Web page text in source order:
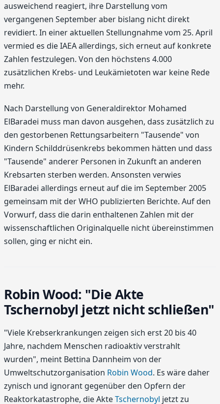
ausweichend reagiert, ihre Darstellung vom
vergangenen September aber bislang nicht direkt
revidiert. In einer aktuellen Stellungnahme vom 25. April
vermied es die IAEA allerdings, sich erneut auf konkrete
Zahlen festzulegen. Von den höchstens 4.000
zusätzlichen Krebs- und Leukämietoten war keine Rede
mehr.
Nach Darstellung von Generaldirektor Mohamed
ElBaradei muss man davon ausgehen, dass zusätzlich zu
den gestorbenen Rettungsarbeitern "Tausende" von
Kindern Schilddrüsenkrebs bekommen hätten und dass
"Tausende" anderer Personen in Zukunft an anderen
Krebsarten sterben werden. Ansonsten verwies
ElBaradei allerdings erneut auf die im September 2005
gemeinsam mit der WHO publizierten Berichte. Auf den
Vorwurf, dass die darin enthaltenen Zahlen mit der
wissenschaftlichen Originalquelle nicht übereinstimmen
sollen, ging er nicht ein.
Robin Wood: "Die Akte
Tschernobyl jetzt nicht schließen"
"Viele Krebserkrankungen zeigen sich erst 20 bis 40
Jahre, nachdem Menschen radioaktiv verstrahlt
wurden", meint Bettina Dannheim von der
Umweltschutzorganisation Robin Wood. Es wäre daher
zynisch und ignorant gegenüber den Opfern der
Reaktorkatastrophe, die AkteTschernobyl jetzt zu